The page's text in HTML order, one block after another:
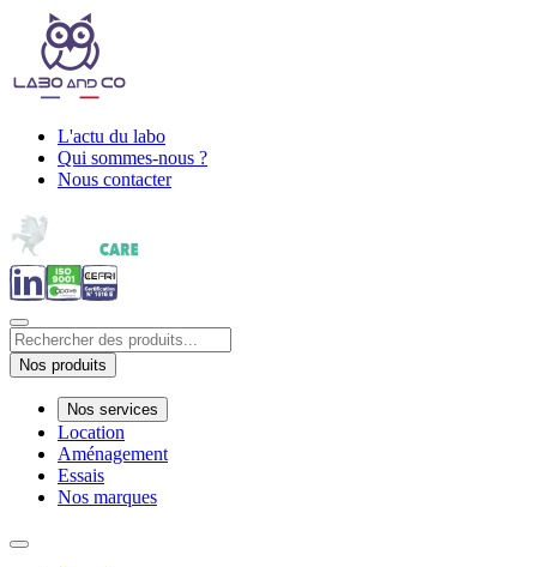
L'actu du labo
Qui sommes-nous ?
Nous contacter
Nos produits
Nos services
Location
Aménagement
Essais
Nos marques